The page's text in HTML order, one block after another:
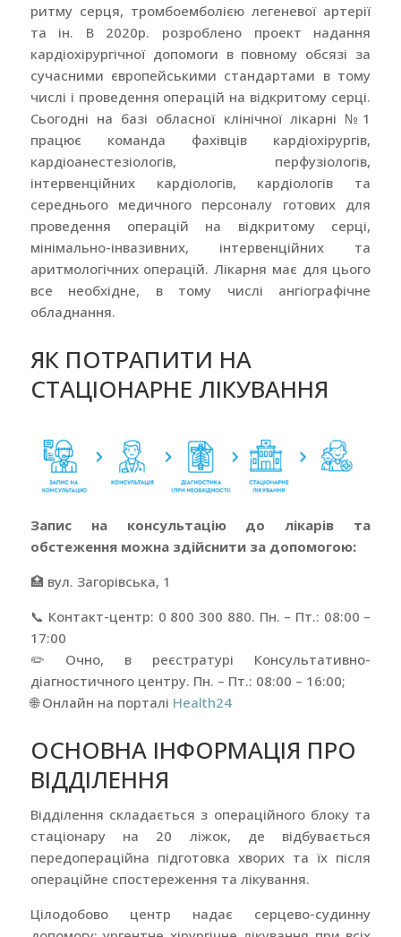
ритму серця, тромбоемболією легеневої артерії
та ін. В 2020р. розроблено проект надання
кардіохірургічної допомоги в повному обсязі за
сучасними європейськими стандартами в тому
числі і проведення операцій на відкритому серці.
Сьогодні на базі обласної клінічної лікарні №1
працює команда фахівців кардіохірургів,
кардіоанестезіологів, перфузіологів,
інтервенційних кардіологів, кардіологів та
середнього медичного персоналу готових для
проведення операцій на відкритому серці,
мінімально-інвазивних, інтервенційних та
аритмологічних операцій. Лікарня має для цього
все необхідне, в тому числі ангіографічне
обладнання.
ЯК ПОТРАПИТИ НА
СТАЦІОНАРНЕ ЛІКУВАННЯ
Запис на консультацію до лікарів та
обстеження можна здійснити за допомогою:
🏥 вул. Загорівська, 1
📞 Контакт-центр: 0 800 300 880. Пн. – Пт.: 08:00 –
17:00
✏️ Очно, в реєстратурі Консультативно-
діагностичного центру. Пн. – Пт.: 08:00 – 16:00;
🌐Онлайн на порталі Health24
ОСНОВНА ІНФОРМАЦІЯ ПРО
ВІДДІЛЕННЯ
Відділення складається з операційного блоку та
стаціонару на 20 ліжок, де відбувається
передопераційна підготовка хворих та їх після
операційне спостереження та лікування.
Цілодобово центр надає серцево-судинну